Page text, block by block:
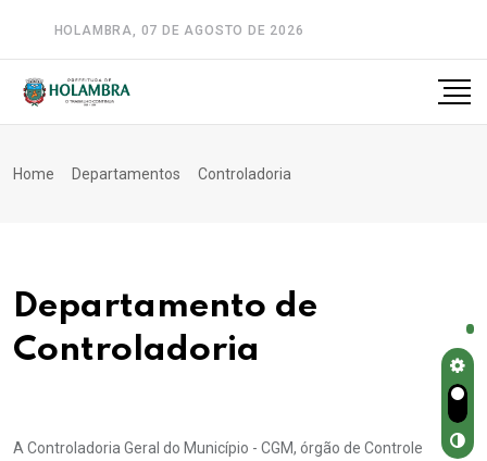
HOLAMBRA, 07 DE AGOSTO DE 2026
Home Departamentos Controladoria
Departamento de
Controladoria
A Controladoria Geral do Município - CGM, órgão de Controle